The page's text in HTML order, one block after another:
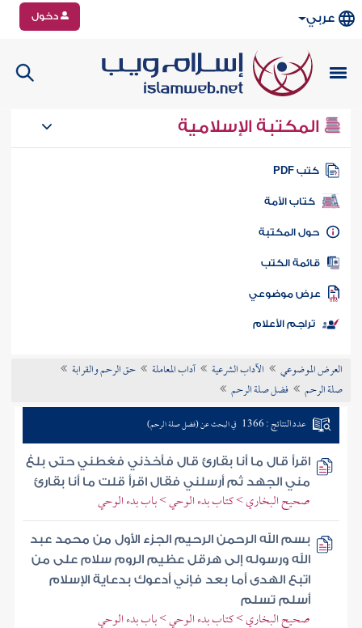
عربي دخول
المكتبة الإسلامية
كتب PDF
كتاب الأمة
المكتبة
الكتب
موضوعي
تراجم الأعلام
العرض الموضوعي الآداب الشرعية آداب المعاملة
حق الرحم والقرابة
صلة الرحم
فضل صلة الرحم
عدد النتائج : 1366 في البحث عن (فضل صلة الرحم)
اقرأ قال ما أنا بقارئ قال فأخذني فغطني حتى بلغ
مني الجهد ثم أرسلني فقال اقرأ قلت ما أنا بقارئ
صحيح البخاري > كتاب بدء الوحي > باب بدء الوحي
بسم الله الرحمن الرحيم الجزء الأول من محمد عبد
الله ورسوله إلى هرقل عظيم الروم سلام على من
اتبع الهدى أما بعد فإني أدعوك بدعاية الإسلام
أسلم تسلم
صحيح البخاري > كتاب بدء الوحي > باب بدء الوحي